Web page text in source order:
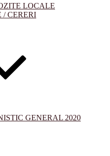
LOCALE
/ CERERI
GENERAL 2020